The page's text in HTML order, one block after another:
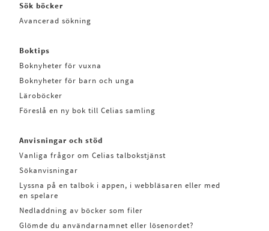
Sök böcker
Avancerad sökning
Boktips
Boknyheter för vuxna
Boknyheter för barn och unga
Läroböcker
Föreslå en ny bok till Celias samling
Anvisningar och stöd
Vanliga frågor om Celias talbokstjänst
Sökanvisningar
Lyssna på en talbok i appen, i webbläsaren eller med
en spelare
Nedladdning av böcker som filer
Glömde du användarnamnet eller lösenordet?